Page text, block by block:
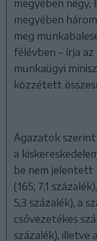
megyében négy,
megyében
meg
félévben – írja az
munkaügyi
közzétett
Ágazatok
a
be nem
(165; 7,1
5,3 százalék), a
csővezetékes
százalék), illetve